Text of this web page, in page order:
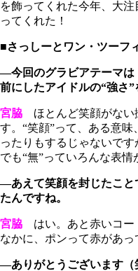
を飾ってくれた今年、大注
ってくれた！
■さっしーとワン・ツーフ
―今回のグラビアテーマは
前にしたアイドルの“強さ”
宮脇 ほとんど笑顔がない
す。“笑顔”って、ある意
ったりもするじゃないです
でも“無”っていろんな表情
―あえて笑顔を封じたこと
たんですね。
宮脇
はい。あと赤いコ
なかに、ポンって赤があっ
―ありがとうございます（